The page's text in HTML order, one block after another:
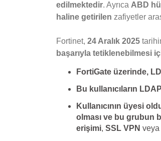
edilmektedir. Ayrıca ABD
haline getirilen zafiyetler
Fortinet, 24 Aralık 2025
başarıyla tetiklenebilmesi
FortiGate üzerinde,
Bu kullanıcıların
Kullanıcının üyesi
olması ve bu grubun
erişimi, SSL VPN veya